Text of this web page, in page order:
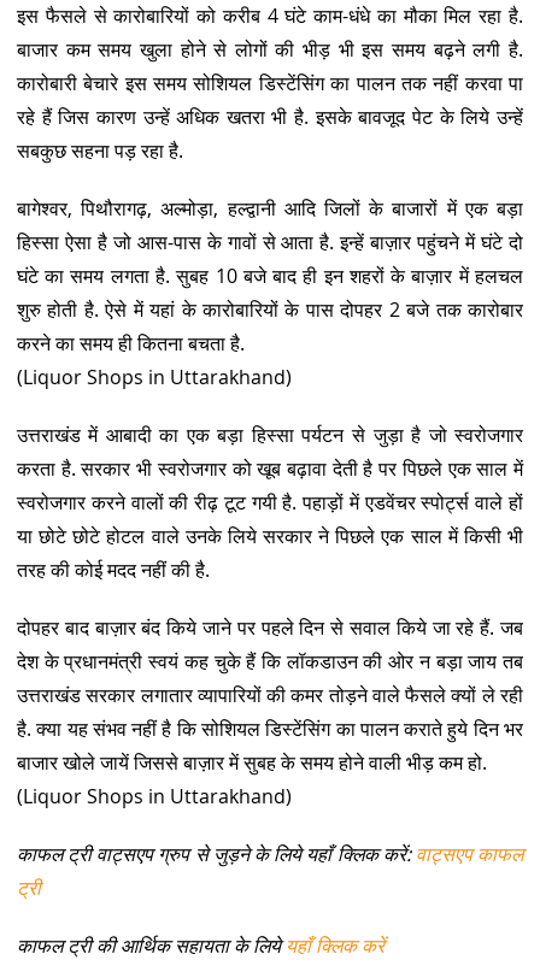
इस फैसले से कारोबारियों को करीब 4 घंटे काम-धंधे का मौका मिल रहा है.
बाजार कम समय खुला होने से लोगों की भीड़ भी इस समय बढ़ने लगी है.
कारोबारी बेचारे इस समय सोशियल डिस्टेंसिंग का पालन तक नहीं करवा पा
रहे हैं जिस कारण उन्हें अधिक खतरा भी है. इसके बावजूद पेट के लिये उन्हें
सबकुछ सहना पड़ रहा है.
बागेश्वर, पिथौरागढ़, अल्मोड़ा, हल्द्वानी आदि जिलों के बाजारों में एक बड़ा
हिस्सा ऐसा है जो आस-पास के गावों से आता है. इन्हें बाज़ार पहुंचने में घंटे दो
घंटे का समय लगता है. सुबह 10 बजे बाद ही इन शहरों के बाज़ार में हलचल
शुरु होती है. ऐसे में यहां के कारोबारियों के पास दोपहर 2 बजे तक कारोबार
करने का समय ही कितना बचता है.
(Liquor Shops in Uttarakhand)
उत्तराखंड में आबादी का एक बड़ा हिस्सा पर्यटन से जुड़ा है जो स्वरोजगार
करता है. सरकार भी स्वरोजगार को खूब बढ़ावा देती है पर पिछले एक साल में
स्वरोजगार करने वालों की रीढ़ टूट गयी है. पहाड़ों में एडवेंचर स्पोर्ट्स वाले हों
या छोटे छोटे होटल वाले उनके लिये सरकार ने पिछले एक साल में किसी भी
तरह की कोई मदद नहीं की है.
दोपहर बाद बाज़ार बंद किये जाने पर पहले दिन से सवाल किये जा रहे हैं. जब
देश के प्रधानमंत्री स्वयं कह चुके हैं कि लॉकडाउन की ओर न बड़ा जाय तब
उत्तराखंड सरकार लगातार व्यापारियों की कमर तोड़ने वाले फैसले क्यों ले रही
है. क्या यह संभव नहीं है कि सोशियल डिस्टेंसिंग का पालन कराते हुये दिन भर
बाजार खोले जायें जिससे बाज़ार में सुबह के समय होने वाली भीड़ कम हो.
(Liquor Shops in Uttarakhand)
काफल ट्री वाट्सएप ग्रुप से जुड़ने के लिये यहाँ क्लिक करें:वाट्सएप काफल
ट्री
काफल ट्री की आर्थिक सहायता के लियेयहाँ क्लिक करें